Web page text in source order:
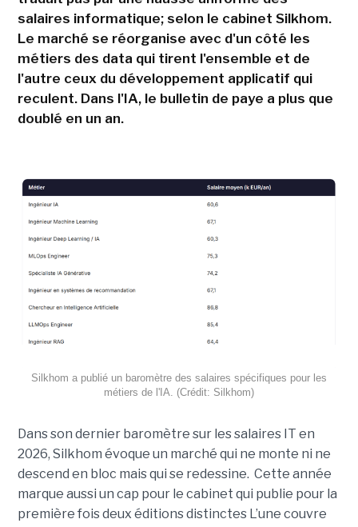
salaires informatique; selon le cabinet Silkhom.
Le marché se réorganise avec d'un côté les
métiers des data qui tirent l'ensemble et de
l'autre ceux du développement applicatif qui
reculent. Dans l'IA, le bulletin de paye a plus que
doublé en un an.
Silkhom a publié un baromètre des salaires spécifiques pour les
métiers de l'IA. (Crédit: Silkhom)
Dans son dernier baromètre sur les salaires IT en
2026, Silkhom évoque un marché qui ne monte ni ne
descend en bloc mais qui se redessine. Cette année
marque aussi un cap pour le cabinet qui publie pour la
première fois deux éditions distinctes L’une couvre